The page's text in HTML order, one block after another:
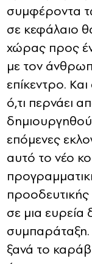
συμφέροντα
σε κεφάλαιο
χώρας προς
με τον
επίκεντρο.
ό,τι περνάει
επόμενες
αυτό το νέο
σε μια ευρεία
συμπαράταξη.
ξανά το